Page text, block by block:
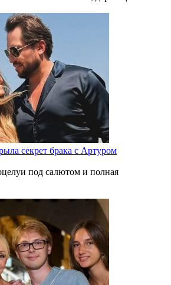
секрет брака с Артуром
под салютом и полная